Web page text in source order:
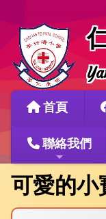
首頁
聯絡我們
可愛的小